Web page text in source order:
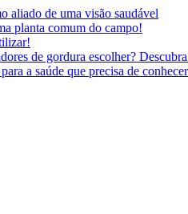
aliado de uma visão saudável
planta comum do campo!
de gordura escolher?
a saúde que precisa de